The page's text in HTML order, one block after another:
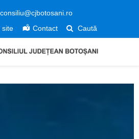
consiliu@cjbotosani.ro
site
Contact Caută